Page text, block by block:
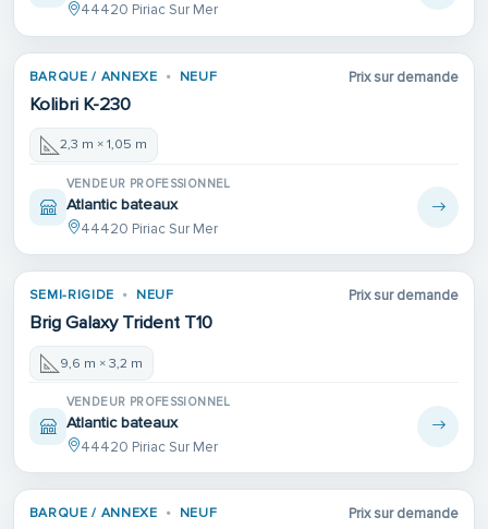
44420 Piriac Sur Mer
BARQUE / ANNEXE NEUF
Kolibri K-230
Prix sur demande
2,3 m × 1,05 m
VENDEUR PROFESSIONNEL
Atlantic bateaux
44420 Piriac Sur Mer
SEMI-RIGIDE NEUF
Brig Galaxy Trident T10
Prix sur demande
9,6 m × 3,2 m
VENDEUR PROFESSIONNEL
Atlantic bateaux
44420 Piriac Sur Mer
BARQUE / ANNEXE NEUF Prix sur demande